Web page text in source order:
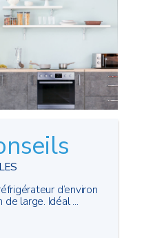
d’environ
large. Idéal ...